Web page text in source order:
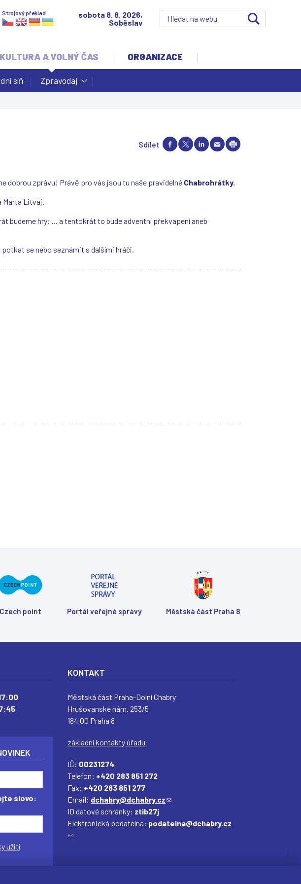
sobota 8. 8. 2026,
Soběslav
Strojový překlad
( ( (
KULTURA A VOLNÝ ČAS
síň Zpravodaj
ORGANIZACE
Sdílet
dobrou zprávu! Právě pro vás jsou tu naše pravidelné Chabrohrátky.
Marta Litvaj.
budeme hry: ... a tentokrát to bude adventní překvapení aneb
se nebo seznámit s dalšími hráči.
Czech point Portál veřejné správy Městská část Praha 8
slovo:
užití
KONTAKT
Městská část Praha-Dolní Chabry
Hrušovanské nám. 253/5
184 00 Praha 8
základní kontakty úřadu
IČ: 00231274
Telefon: +420 283 851 272
Fax: +420 283 851 277
Email: dchabry@dchabry.cz(
d
ID datové schránky: ztib27j
Elektronická podatelna: podatelna@dchabry.cz
(